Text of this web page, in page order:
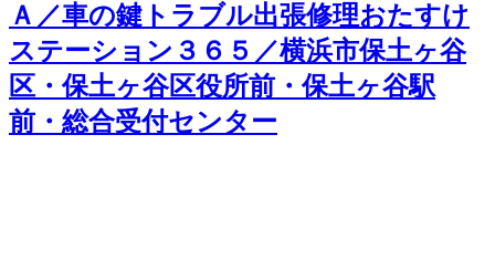
Ａ／車の鍵トラブル出張修理おたすけ
ステーション３６５／横浜市保土ヶ谷
区・保土ヶ谷区役所前・保土ヶ谷駅
前・総合受付センター